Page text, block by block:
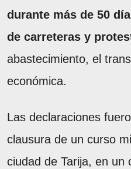
durante más de 50
de carreteras y
abastecimiento, el
económica.
Las declaraciones
clausura de un curso
ciudad de Tarija, en un